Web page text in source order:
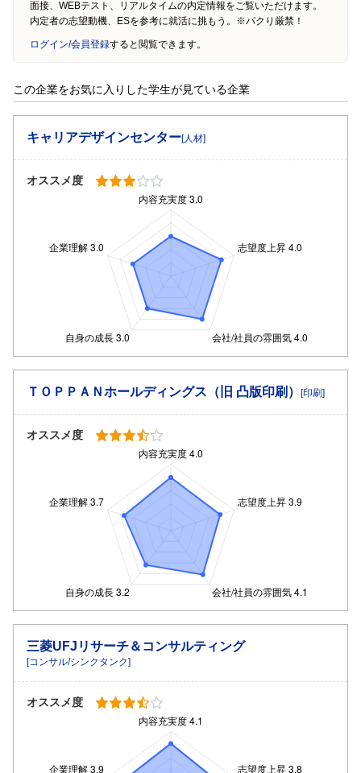
面接、WEBテスト、リアルタイムの内定情報をご覧いただけます。
内定者の志望動機、ESを参考に就活に挑もう。※パクり厳禁！
ログイン/会員登録すると閲覧できます。
この企業をお気に入りした学生が見ている企業
キャリアデザインセンター[人材]
オススメ度
ＴＯＰＰＡＮホールディングス（旧 凸版印刷） [印刷]
オススメ度
三菱UFJリサーチ＆コンサルティング
[コンサル/シンクタンク]
オススメ度